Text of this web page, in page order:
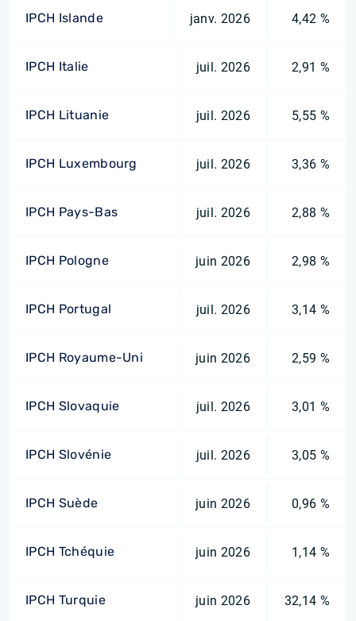
IPCH Islande janv. 2026 4,42 %
IPCH Italie juil. 2026 2,91 %
IPCH Lituanie juil. 2026 5,55 %
IPCH Luxembourg juil. 2026 3,36 %
IPCH Pays-Bas juil. 2026 2,88 %
IPCH Pologne juin 2026 2,98 %
IPCH Portugal juil. 2026 3,14 %
IPCH Royaume-Uni juin 2026 2,59 %
IPCH Slovaquie juil. 2026 3,01 %
IPCH Slovénie juil. 2026 3,05 %
IPCH Suède juin 2026 0,96 %
IPCH Tchéquie juin 2026 1,14 %
IPCH Turquie juin 2026 32,14 %